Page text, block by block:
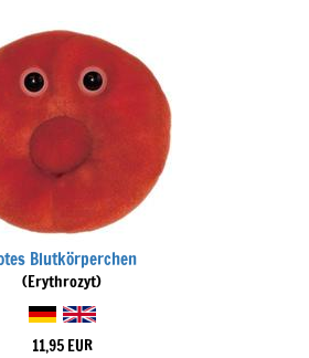
Blutkörperchen
(Erythrozyt)
11,95 EUR